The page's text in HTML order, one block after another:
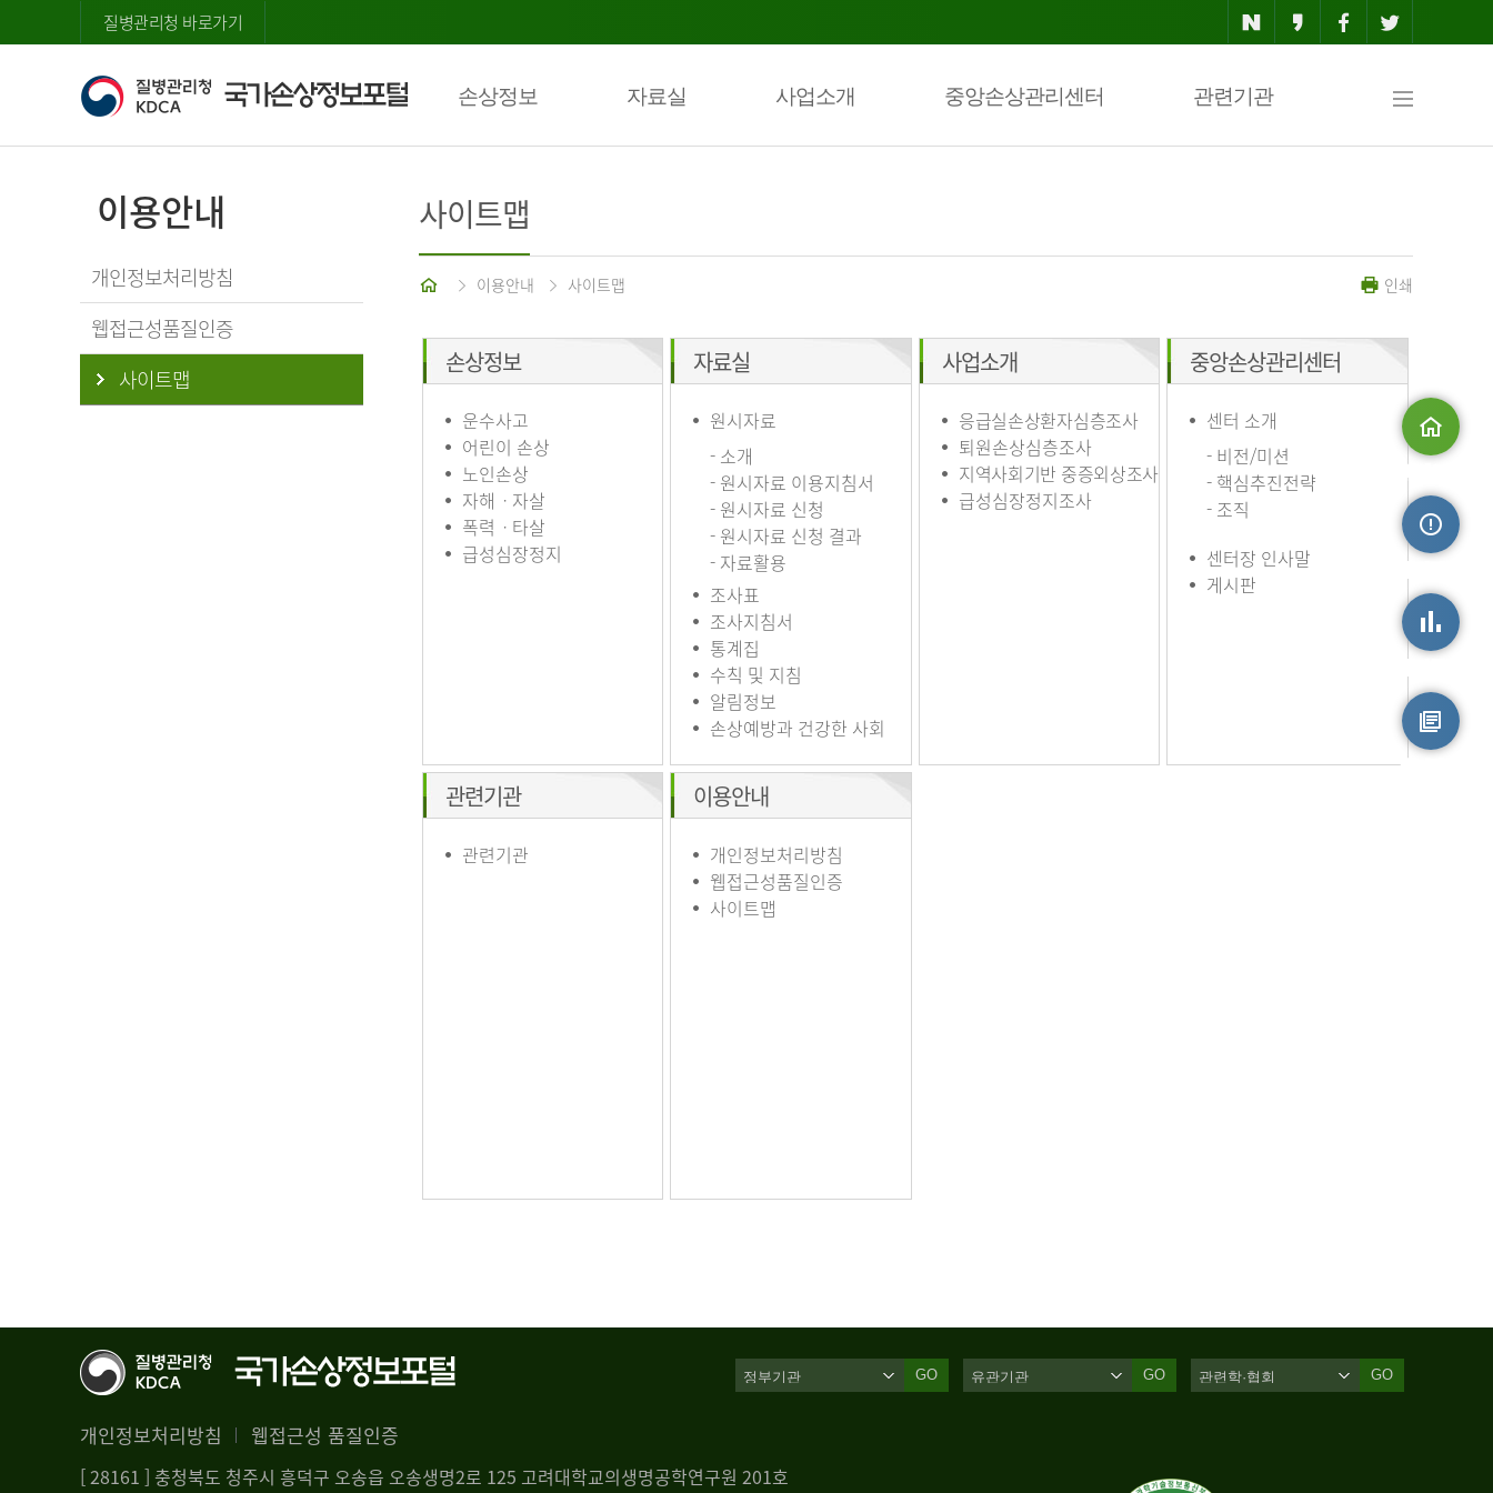
질병관리청 바로가기
손상정보 자료실 사업소개 중앙손상관리센터 관련기관
맵
이용안내
개인정보처리방침
웹접근성품질인증
사이트맵
사이트맵
홈 이용안내 사이트맵 인쇄
손상정보
운수사고
어린이 손상
노인손상
자해ㆍ자살
폭력ㆍ타살
급성심장정지
자료실
원시자료
- 소개
- 원시자료 이용지침서
- 원시자료 신청
- 원시자료 신청 결과
- 자료활용
조사표
조사지침서
통계집
수칙 및 지침
알림정보
손상예방과 건강한 사회
사업소개
응급실손상환자심층조사
퇴원손상심층조사
지역사회기반 중증외상조사
급성심장정지조사
중앙손상관리센터
센터 소개
- 비전/미션
- 핵심추진전략
- 조직
센터장 인사말
게시판
관련기관
관련기관
이용안내
개인정보처리방침
웹접근성품질인증
사이트맵
개인정보처리방침 웹접근성 품질인증
GO GO GO
[ 28161 ] 충청북도 청주시 흥덕구 오송읍 오송생명2로 125 고려대학교의생명공학연구원 201호
메인으로
원시자료